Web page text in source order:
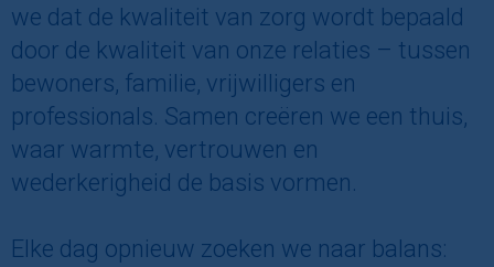
we dat de kwaliteit van zorg wordt bepaald
door de kwaliteit van onze relaties – tussen
bewoners, familie, vrijwilligers en
professionals. Samen creëren we een thuis,
waar warmte, vertrouwen en
wederkerigheid de basis vormen.
Elke dag opnieuw zoeken we naar balans: